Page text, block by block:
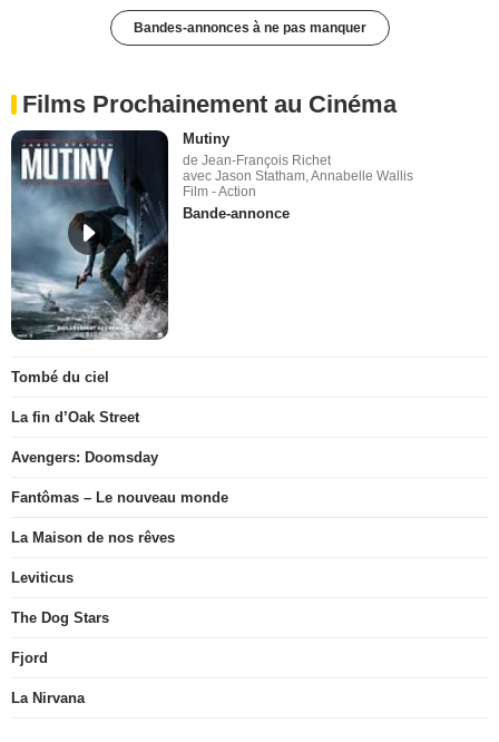
Bandes-annonces à ne pas manquer
Films Prochainement au Cinéma
Mutiny
de Jean-François Richet
avec Jason Statham, Annabelle Wallis
Film - Action
Bande-annonce
Tombé du ciel
La fin d’Oak Street
Avengers: Doomsday
Fantômas – Le nouveau monde
La Maison de nos rêves
Leviticus
The Dog Stars
Fjord
La Nirvana